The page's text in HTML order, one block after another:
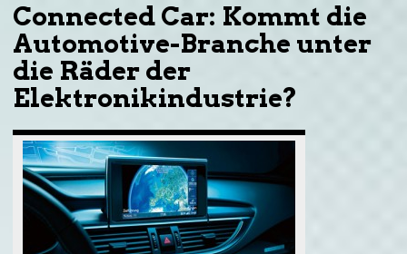
Connected Car: Kommt die
Automotive-Branche unter
die Räder der
Elektronikindustrie?